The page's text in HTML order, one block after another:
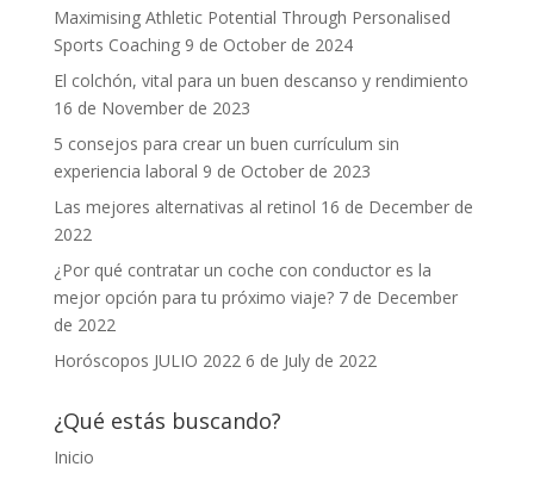
Maximising Athletic Potential Through Personalised
Sports Coaching 9 de October de 2024
El colchón, vital para un buen descanso y rendimiento
16 de November de 2023
5 consejos para crear un buen currículum sin
experiencia laboral 9 de October de 2023
Las mejores alternativas al retinol 16 de December de
2022
¿Por qué contratar un coche con conductor es la
mejor opción para tu próximo viaje? 7 de December
de 2022
Horóscopos JULIO 2022 6 de July de 2022
¿Qué estás buscando?
Inicio